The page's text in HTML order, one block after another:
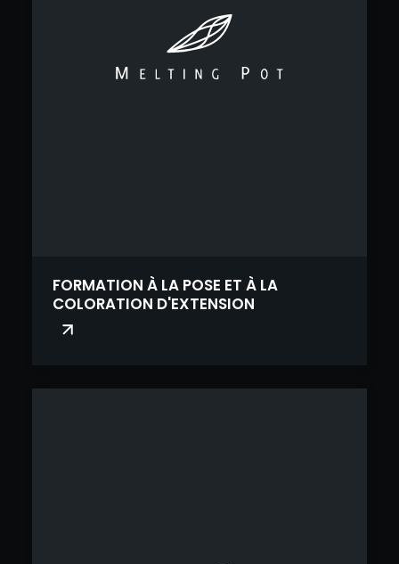
FORMATION À LA POSE ET À LA
COLORATION D'EXTENSION